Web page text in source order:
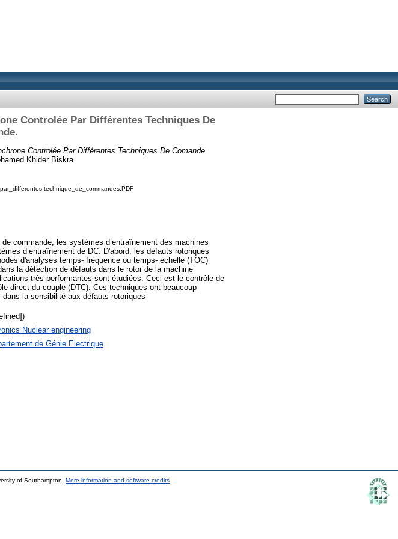
Controlée Par Différentes Techniques De
Controlée Par Différentes Techniques De Comande.
Khider Biskra.
technique_de_commandes.PDF
commande, les systèmes d’entraînement des machines
d’entraînement de DC. D'abord, les défauts rotoriques
d'analyses temps- fréquence ou temps- échelle (TOC)
la détection de défauts dans le rotor de la machine
très performantes sont étudiées. Ceci est le contrôle de
direct du couple (DTC). Ces techniques ont beaucoup
la sensibilité aux défauts rotoriques
Nuclear engineering
de Génie Electrique
of Southampton. More information and software credits